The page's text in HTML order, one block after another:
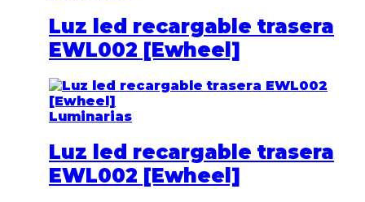
Luz led recargable trasera
EWL002 [Ewheel]
Luminarias
Luz led recargable trasera
EWL002 [Ewheel]